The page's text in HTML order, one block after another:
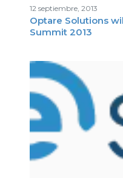
12 septiembre, 2013
Optare Solutions
Summit 2013